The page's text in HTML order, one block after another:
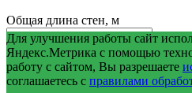
Общая длина стен, м
Средняя высота стен, м
Общая площадь оконных и
Для улучшения работы сайт
Яндекс.Метрика с помощью
работу с сайтом, Вы разрешаете
соглашаетесь с правилами